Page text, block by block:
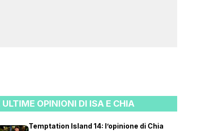
ULTIME OPINIONI DI ISA E CHIA
Temptation Island 14: l’opinione di Chia